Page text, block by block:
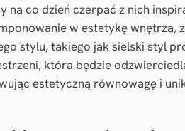
na co dzień czerpać z nich
w estetykę wnętrza,
stylu, takiego jak sielski styl
która będzie
estetyczną równowagę i